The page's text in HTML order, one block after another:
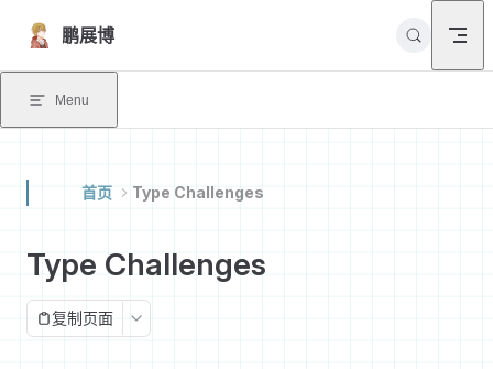
Skip to content
鹏展博
Menu
首页 Type Challenges
Type Challenges
复制页面